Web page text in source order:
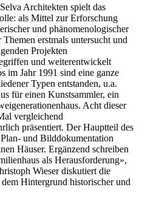
Architekten spielt das
als Mittel zur Erforschung
und phänomenologischer
erstmals untersucht und
Projekten
und weiterentwickelt
im Jahr 1991 sind eine ganze
Typen entstanden, u.a.
für einen Kunstsammler, ein
Acht dieser
vergleichend
präsentiert. Der Hauptteil des
und Bilddokumentation
Häuser. Ergänzend schreiben
als Herausforderung»,
Wieser diskutiert die
Hintergrund historischer und